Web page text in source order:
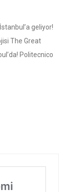
geliyor!
The Great
Politecnico